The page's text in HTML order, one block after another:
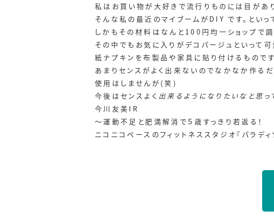
私はお買い物が大好きで流行りものには目があり
そんな私の最近のマイブームがDIY です。といっ
しかもその材料はなんと100円均一ショップで調
その中でもお気に入りがデコパージュといって可
紙ナプキンを布製品や家具に貼り付けるものです
あまりセンスがよく出来ないのでなかなか作る
使用はしませんが(笑)
今後はセンスよく 出来るようになりたいなと思っ
今川友美IR
～運動不足と肥満解消で５歳すっきり若返る！
ニコニコペースのフィットネススタジオ『パラディ